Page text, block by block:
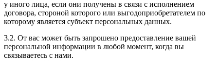
у иного лица, если они получены в связи с исполнением
договора, стороной которого или выгодоприобретателем по
которому является субъект персональных данных.
3.2. От вас может быть запрошено предоставление вашей
персональной информации в любой момент, когда вы
связываетесь с нами.